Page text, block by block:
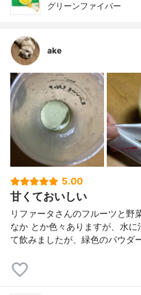
グリーンファイバー
ake
5.00
甘くておいしい
リファータさんのフルーツと
なか とか色々ありますが、水
て飲みましたが、緑色のパウダ